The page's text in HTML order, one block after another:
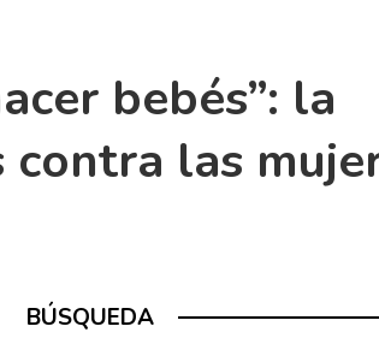
bebés”: la
las
BÚSQUEDA